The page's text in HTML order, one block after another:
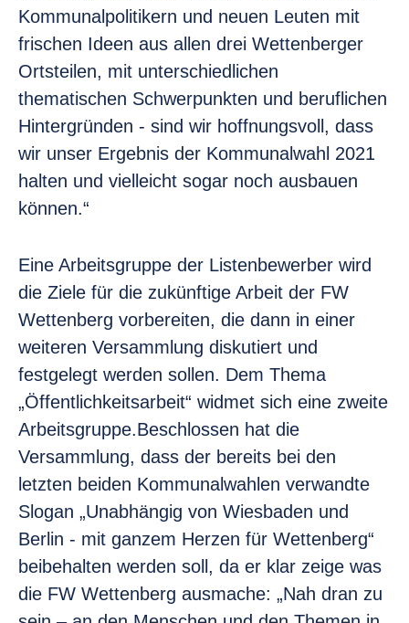
Kommunalpolitikern und neuen Leuten mit
frischen Ideen aus allen drei Wettenberger
Ortsteilen, mit unterschiedlichen
thematischen Schwerpunkten und beruflichen
Hintergründen - sind wir hoffnungsvoll, dass
wir unser Ergebnis der Kommunalwahl 2021
halten und vielleicht sogar noch ausbauen
können.“
Eine Arbeitsgruppe der Listenbewerber wird
die Ziele für die zukünftige Arbeit der FW
Wettenberg vorbereiten, die dann in einer
weiteren Versammlung diskutiert und
festgelegt werden sollen. Dem Thema
„Öffentlichkeitsarbeit“ widmet sich eine zweite
Arbeitsgruppe.Beschlossen hat die
Versammlung, dass der bereits bei den
letzten beiden Kommunalwahlen verwandte
Slogan „Unabhängig von Wiesbaden und
Berlin - mit ganzem Herzen für Wettenberg“
beibehalten werden soll, da er klar zeige was
die FW Wettenberg ausmache: „Nah dran zu